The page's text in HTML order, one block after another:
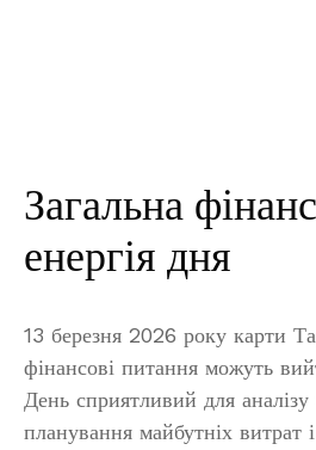
Загальна
енергія дня
13 березня 2026 року карти
фінансові питання можуть
День сприятливий для
планування майбутніх